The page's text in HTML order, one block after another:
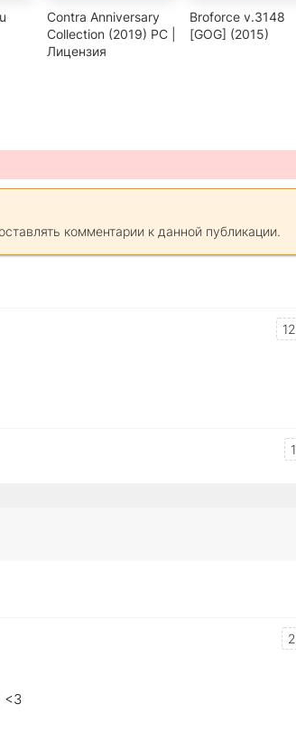
Contra Anniversary
Collection (2019) PC |
Лицензия
Broforce v.3148
[GOG] (2015)
комментарии к данной публикации.
12
1
2
<3